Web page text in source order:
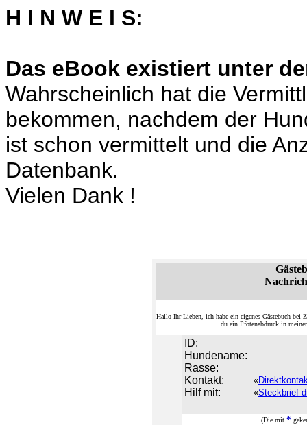
H I N W E I S:
Das eBook existiert unter
Wahrscheinlich hat die
bekommen, nachdem der
ist schon vermittelt und die
Datenbank.
Vielen Dank !
Hallo Ihr Lieben, ich habe ein eigenes Gästebuch bei
du ein Pfotenabdruck in
ID:
Hundename:
Rasse:
Kontakt:
«
Hilf mit: «Steckbrief
(Die mit *